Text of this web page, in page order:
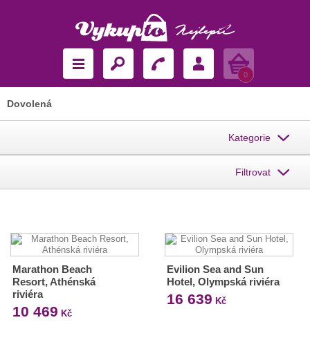
Košík
0
Dovolená
Kategorie
Filtrovat
Marathon Beach
Resort, Athénská
riviéra
10 469 Kč
Evilion Sea and Sun
Hotel, Olympská riviéra
16 639 Kč